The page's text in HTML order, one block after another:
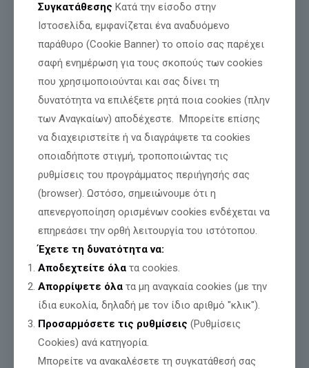
Τιμή και Δόξα για όσους θυσιάζονται για
την Πατρίδα μας
Διαβάστε περισσότερα
Συγκατάθεσης Κατά την είσοδο στην
Ιστοσελίδα, εμφανίζεται ένα αναδυόμενο
παράθυρο (Cookie Banner) το οποίο σας παρέχει
σαφή ενημέρωση για τους σκοπούς των cookies
που χρησιμοποιούνται και σας δίνει τη
δυνατότητα να επιλέξετε ρητά ποια cookies (πλην
των Αναγκαίων) αποδέχεστε. Μπορείτε επίσης
να διαχειριστείτε ή να διαγράψετε τα cookies
οποιαδήποτε στιγμή, τροποποιώντας τις
ρυθμίσεις του προγράμματος περιήγησής σας
(browser). Ωστόσο, σημειώνουμε ότι η
απενεργοποίηση ορισμένων cookies ενδέχεται να
επηρεάσει την ορθή λειτουργία του ιστότοπου.
Έχετε τη δυνατότητα να:
Αποδεχτείτε όλα τα cookies.
Απορρίψετε όλα τα μη αναγκαία cookies (με την
ίδια ευκολία, δηλαδή με τον ίδιο αριθμό "κλικ").
Προσαρμόσετε τις ρυθμίσεις (Ρυθμίσεις
Cookies) ανά κατηγορία.
Μπορείτε να ανακαλέσετε τη συγκατάθεσή σας